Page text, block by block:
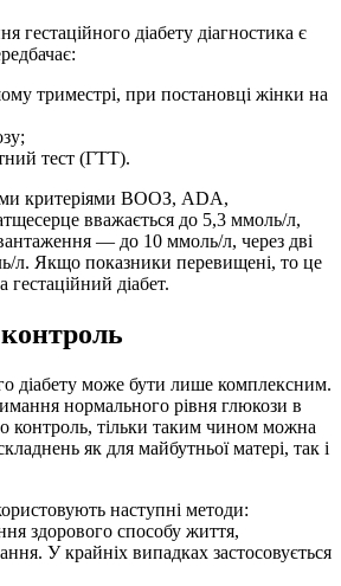
гестаційного діабету діагностика є
триместрі, при постановці жінки на
тест (ГТТ).
критеріями ВООЗ, ADA,
вважається до 5,3 ммоль/л,
— до 10 ммоль/л, через дві
л. Якщо показники перевищені, то це
діабет.
діабету може бути лише комплексним.
нормального рівня глюкози в
контроль, тільки таким чином можна
як для майбутньої матері, так і
наступні методи:
здорового способу життя,
У крайніх випадках застосовується